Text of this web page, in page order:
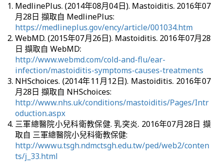
MedlinePlus. (2014年08月04日). Mastoiditis. 2016年07
月28日 擷取自 MedlinePlus:
https://medlineplus.gov/ency/article/001034.htm
WebMD. (2015年07月26日). Mastoiditis. 2016年07月28
日 擷取自 WebMD:
http://www.webmd.com/cold-and-flu/ear-
infection/mastoiditis-symptoms-causes-treatments
NHSchoices. (2014年11月12日). Mastoiditis. 2016年07
月28日 擷取自 NHSchoices:
http://www.nhs.uk/conditions/mastoiditis/Pages/Intr
oduction.aspx
三軍總醫院小兒科衛教保健. 乳突炎. 2016年07月28日 擷
取自 三軍總醫院小兒科衛教保健:
http://wwwu.tsgh.ndmctsgh.edu.tw/ped/web2/conten
ts/j_33.html